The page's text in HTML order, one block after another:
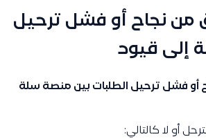
من نجاح أو فشل ترحيل
إلى قيود
أو فشل ترحيل الطلبات بين منصة سلة
أو لا كالتالي: